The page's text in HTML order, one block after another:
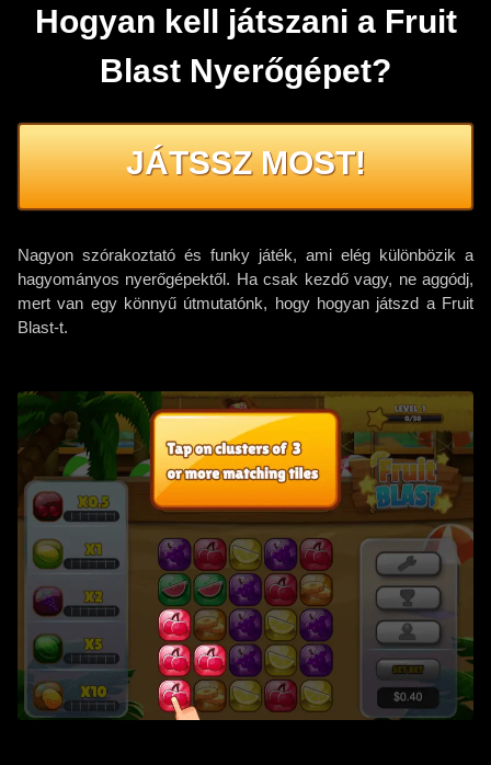
Hogyan kell játszani a Fruit
Blast Nyerőgépet?
JÁTSSZ MOST!
Nagyon szórakoztató és funky játék, ami elég különbözik a
hagyományos nyerőgépektől. Ha csak kezdő vagy, ne aggódj,
mert van egy könnyű útmutatónk, hogy hogyan játszd a Fruit
Blast-t.